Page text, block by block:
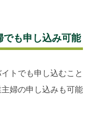
でも申し込み可能
トでも申し込むこと
婦の申し込みも可能